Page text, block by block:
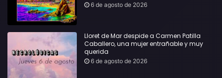
6 de agosto de 2026
Lloret de Mar despide a Carmen Patilla
Caballero, una mujer entrañable y muy
querida
6 de agosto de 2026